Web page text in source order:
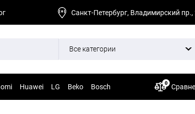
Санкт-Петербург, Владимирский пр.,
Все категории
Huawei LG Beko Bosch 0